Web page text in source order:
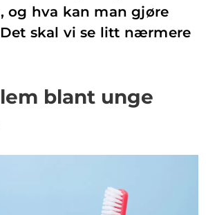
og hva kan man gjøre
skal vi se litt nærmere
blant unge